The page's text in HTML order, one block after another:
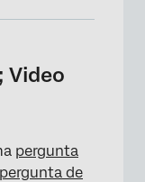
vídeo
de vídeo
Video
pergunta
pergunta de